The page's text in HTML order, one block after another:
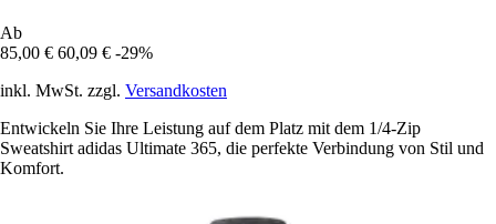
Ab
85,00 € 60,09 € -29%
inkl. MwSt. zzgl. Versandkosten
Entwickeln Sie Ihre Leistung auf dem Platz mit dem 1/4-Zip
Sweatshirt adidas Ultimate 365, die perfekte Verbindung von Stil und
Komfort.